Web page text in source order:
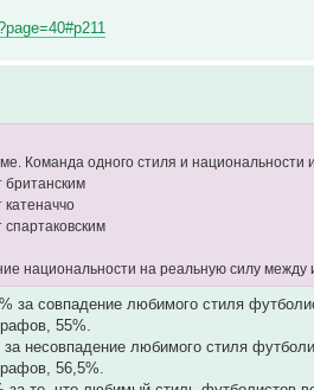
Команда одного стиля и
британским
катеначчо
спартаковским
национальности на реальную силу между
за совпадение любимого стиля
55%.
несовпадение любимого стиля
56,5%.